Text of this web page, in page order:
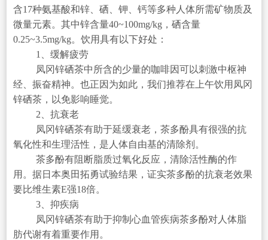
含17种氨基酸和锌、硒、钾、钙等多种人体所需矿物质及
微量元素。其中锌含量40~100mg/kg，硒含量
0.25~3.5mg/kg。饮用具有以下好处：
1、缓解疲劳
凤冈锌硒茶中所含的少量的咖啡因可以刺激中枢神
经、振奋精神。也正因为如此，我们推荐在上午饮用凤冈
锌硒茶，以免影响睡觉。
2、抗衰老
凤冈锌硒茶有助于延缓衰老，茶多酚具有很强的抗
氧化性和生理活性，是人体自由基的清除剂。
茶多酚有阻断脂质过氧化反应，清除活性酶的作
用。据日本奥田拓勇试验结果，证实茶多酚的抗衰老效果
要比维生素E强18倍。
3、抑疾病
凤冈锌硒茶有助于抑制心血管疾病茶多酚对人体脂
肪代谢有着重要作用。